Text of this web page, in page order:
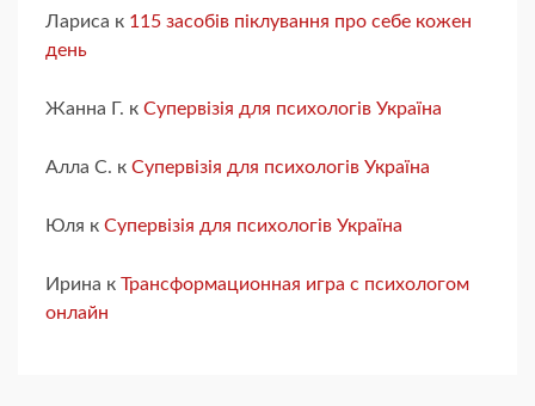
Лариса к 115 засобів піклування про себе кожен
день
Жанна Г. к Супервізія для психологів Україна
Алла С. к Супервізія для психологів Україна
Юля к Супервізія для психологів Україна
Ирина к Трансформационная игра с психологом
онлайн